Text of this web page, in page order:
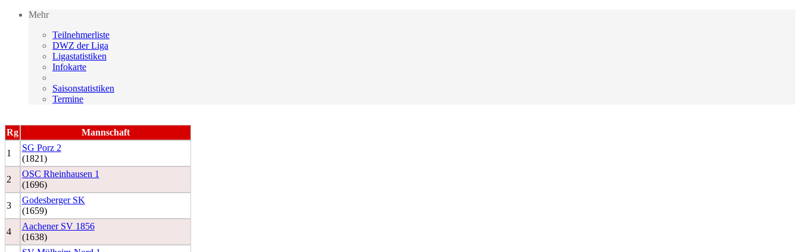
Mehr
Teilnehmerliste
DWZ der Liga
Ligastatistiken
Infokarte
Saisonstatistiken
Termine
Rg Mannschaft
1
SG Porz 2
(1821)
2
OSC Rheinhausen 1
(1696)
3
Godesberger SK
(1659)
4
Aachener SV 1856
(1638)